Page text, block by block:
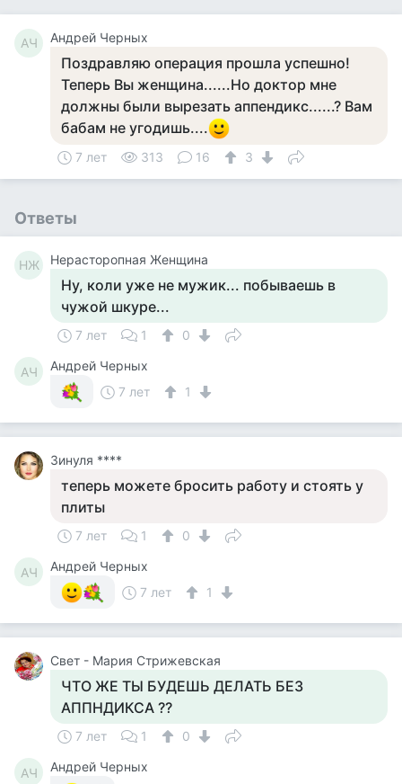
АЧ Андрей Черных
Поздравляю операция прошла успешно!
Теперь Вы женщина......Но доктор мне
должны были вырезать аппендикс......? Вам
бабам не угодишь....
7 лет 313 16 3
Ответы
НЖ Нерасторопная Женщина
Ну, коли уже не мужик... побываешь в
чужой шкуре...
7 лет 1 0
АЧ
Андрей Черных
7 лет
1
Зинуля ****
теперь можете бросить работу и стоять у
плиты
7 лет 1 0
АЧ
Андрей Черных
7 лет
1
Свет - Мария Стрижевская
ЧТО ЖЕ ТЫ БУДЕШЬ ДЕЛАТЬ БЕЗ
АППНДИКСА ??
7 лет 1 0
АЧ
Андрей Черных